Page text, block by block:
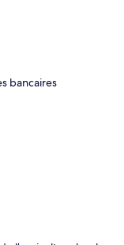
bancaires